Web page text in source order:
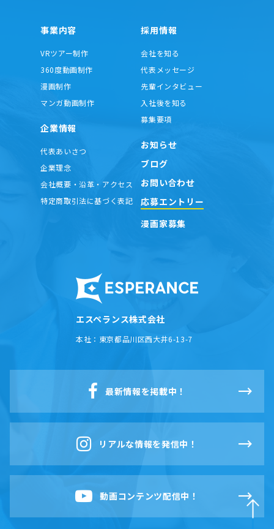
エスペランス株式会社
本社： 東京都品川区西大井6-13-7
事業内容
VRツアー制作
360度動画制作
漫画制作
マンガ動画制作
企業情報
代表あいさつ
企業理念
会社概要・沿革・アクセス
特定商取引法に基づく表記
採用情報
会社を知る
代表メッセージ
先輩インタビュー
入社後を知る
募集要項
お知らせ
ブログ
お問い合わせ
応募エントリー
漫画家募集
最新情報を掲載中！
リアルな情報を発信中！
動画コンテンツ配信中！